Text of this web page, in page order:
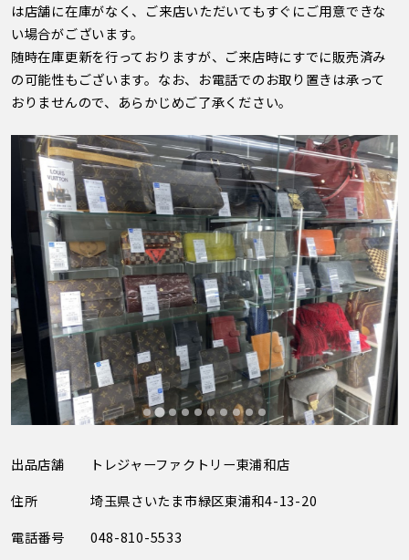
は店舗に在庫がなく、ご来店いただいてもすぐにご用意できな
い場合がございます。
随時在庫更新を行っておりますが、ご来店時にすでに販売済み
の可能性もございます。なお、お電話でのお取り置きは承って
おりませんので、あらかじめご了承ください。
出品店舗
トレジャーファクトリー東浦和店
住所
埼玉県さいたま市緑区東浦和4-13-20
電話番号
048-810-5533